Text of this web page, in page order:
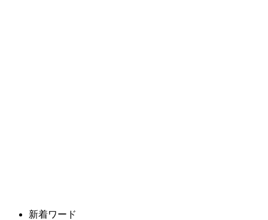
新着ワード